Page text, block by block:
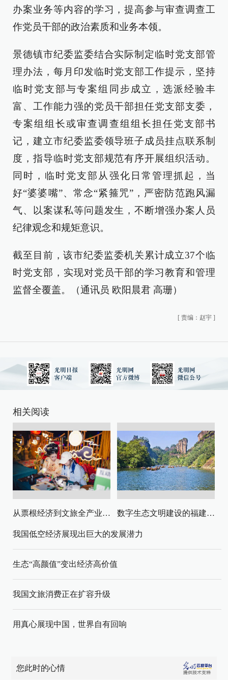
办案业务等内容的学习，提高参与审查调查工
作党员干部的政治素质和业务本领。
景德镇市纪委监委结合实际制定临时党支部管
理办法，每月印发临时党支部工作提示，坚持
临时党支部与专案组同步成立，选派经验丰
富、工作能力强的党员干部担任党支部支委，
专案组组长或审查调查组组长担任党支部书
记，建立市纪委监委领导班子成员挂点联系制
度，指导临时党支部规范有序开展组织活动。
同时，临时党支部从强化日常管理抓起，当
好“婆婆嘴”、常念“紧箍咒”，严密防范跑风漏
气、以案谋私等问题发生，不断增强办案人员
纪律观念和规矩意识。
截至目前，该市纪委监委机关累计成立37个临
时党支部，实现对党员干部的学习教育和管理
监督全覆盖。（通讯员 欧阳晨君 高珊）
[ 责编：赵宇 ]
相关阅读
从票根经济到文旅全产业链升级 数字生态文明建设的福建路径与启示
我国低空经济展现出巨大的发展潜力
生态“高颜值”变出经济高价值
我国文旅消费正在扩容升级
用真心展现中国，世界自有回响
您此时的心情